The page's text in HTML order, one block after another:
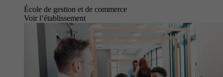
École de gestion et de commerce
Voir l’établissement